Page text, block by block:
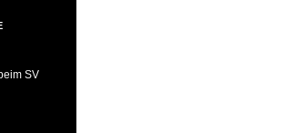
SV